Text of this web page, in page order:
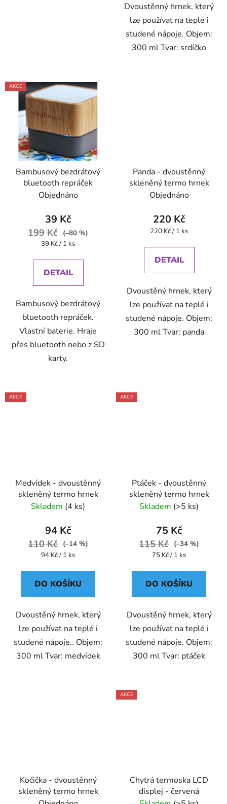
Dvoustěnný hrnek, který
lze používat na teplé i
studené nápoje. Objem:
300 ml Tvar: srdíčko
AKCE
Bambusový bezdrátový
bluetooth repráček
Objednáno
39 Kč
199 Kč
(–80 %)
Měrná
39 Kč / 1 ks
DETAIL
Bambusový bezdrátový
bluetooth repráček.
Vlastní baterie. Hraje
přes bluetooth nebo z SD
karty.
Panda - dvoustěnný
skleněný termo hrnek
Objednáno
220 Kč
Měrná
220 Kč / 1 ks
DETAIL
Dvoustěný hrnek, který
lze používat na teplé i
studené nápoje. Objem:
300 ml Tvar: panda
AKCE
Medvídek - dvoustěnný
skleněný termo hrnek
Skladem (4 ks)
94 Kč
110 Kč
(–14 %)
Měrná
94 Kč / 1 ks
DO KOŠÍKU
Dvoustěný hrnek, který
lze používat na teplé i
studené nápoje.. Objem:
300 ml Tvar: medvídek
AKCE
Ptáček - dvoustěnný
skleněný termo hrnek
Skladem (>5 ks)
75 Kč
115 Kč
(–34 %)
Měrná
75 Kč / 1 ks
DO KOŠÍKU
Dvoustěný hrnek, který
lze používat na teplé i
studené nápoje. Objem:
300 ml Tvar: ptáček
Kočička - dvoustěnný
skleněný termo hrnek
AKCE
Chytrá termoska LCD
displej - červená